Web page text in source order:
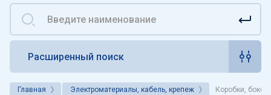
Расширенный поиск
Главная Электроматериалы, кабель, крепеж Коробки,